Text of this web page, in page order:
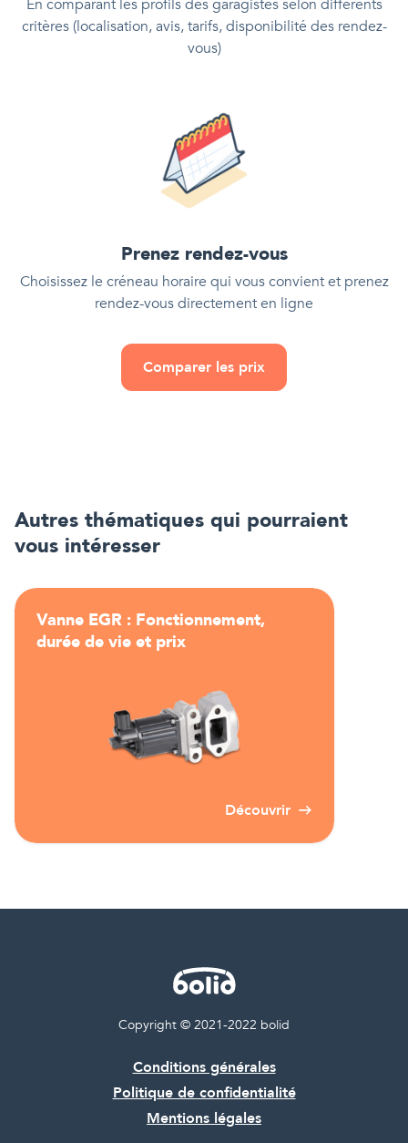
En comparant les profils des garagistes selon différents
critères (localisation, avis, tarifs, disponibilité des rendez-
vous)
Prenez rendez-vous
Choisissez le créneau horaire qui vous convient et prenez
rendez-vous directement en ligne
Comparer les prix
Autres thématiques qui pourraient
vous intéresser
Vanne EGR : Fonctionnement,
durée de vie et prix
Découvrir
Copyright © 2021-2022 bolid
Conditions générales
Politique de confidentialité
Mentions légales